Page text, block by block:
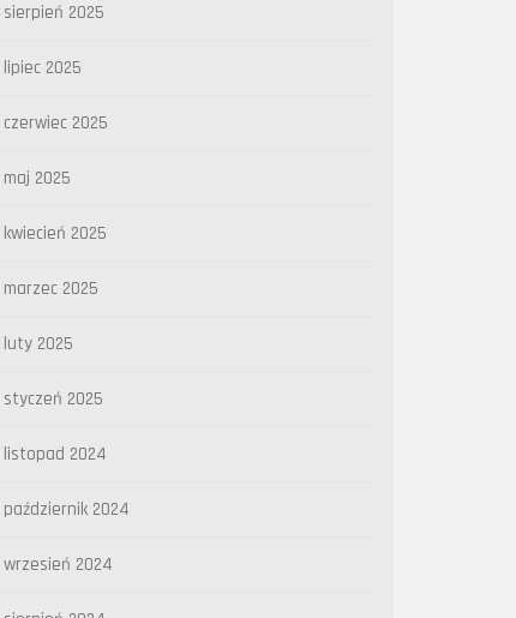
sierpień 2025
lipiec 2025
czerwiec 2025
maj 2025
kwiecień 2025
marzec 2025
luty 2025
styczeń 2025
listopad 2024
październik 2024
wrzesień 2024